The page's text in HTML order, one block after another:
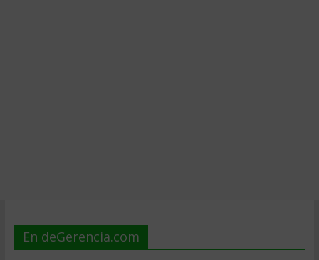
En deGerencia.com